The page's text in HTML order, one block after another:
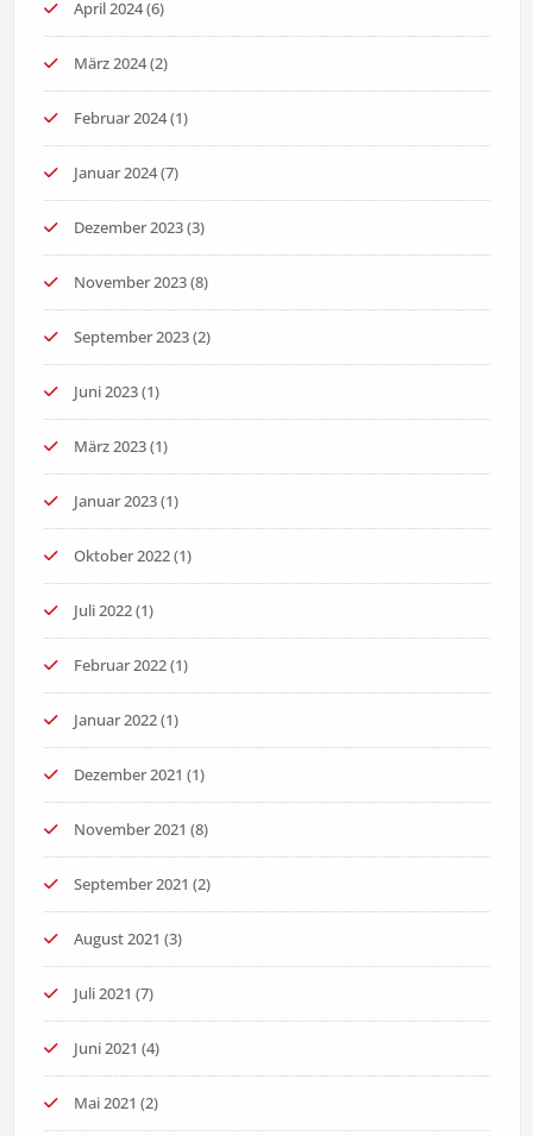
April 2024(6)
März 2024(2)
Februar 2024(1)
Januar 2024(7)
Dezember 2023(3)
November 2023(8)
September 2023(2)
Juni 2023(1)
März 2023(1)
Januar 2023(1)
Oktober 2022(1)
Juli 2022(1)
Februar 2022(1)
Januar 2022(1)
Dezember 2021 (1)
November 2021 (8)
September 2021 (2)
August 2021 (3)
Juli 2021 (7)
Juni 2021 (4)
Mai 2021 (2)